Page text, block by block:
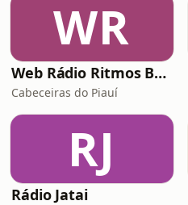
WR
Web Rádio Ritmos Brasil
Cabeceiras do Piauí
RJ
Rádio Jatai